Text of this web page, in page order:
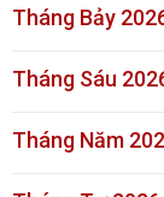
Tháng Bảy
Tháng Sáu
Tháng Năm